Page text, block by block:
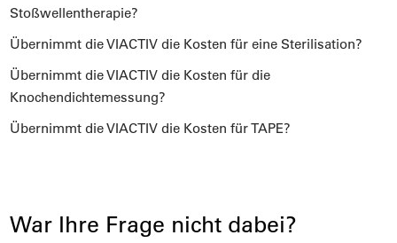
Stoßwellentherapie?
Übernimmt die VIACTIV die Kosten für eine Sterilisation?
Übernimmt die VIACTIV die Kosten für die
Knochendichtemessung?
Übernimmt die VIACTIV die Kosten für TAPE?
War Ihre Frage nicht dabei?